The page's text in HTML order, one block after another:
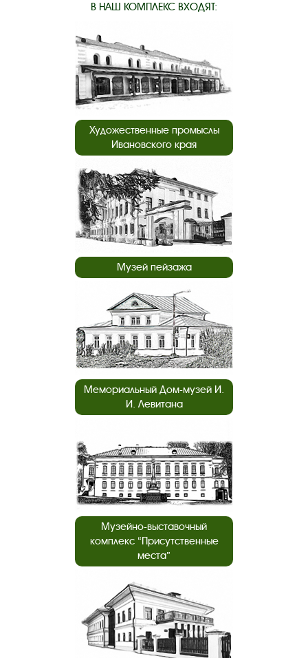
В НАШ КОМПЛЕКС ВХОДЯТ:
Художественные промыслы
Ивановского края
Музей пейзажа
Мемориальный Дом-музей И.
И. Левитана
Музейно-выставочный
комплекс “Присутственные
места”